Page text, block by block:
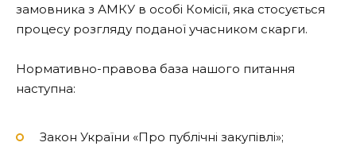
замовника з АМКУ в особі Комісії, яка стосується
процесу розгляду поданої учасником скарги.
Нормативно-правова база нашого питання
наступна:
Закон України «Про публічні закупівлі»;